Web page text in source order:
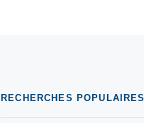
RECHERCHES POPULAIRES